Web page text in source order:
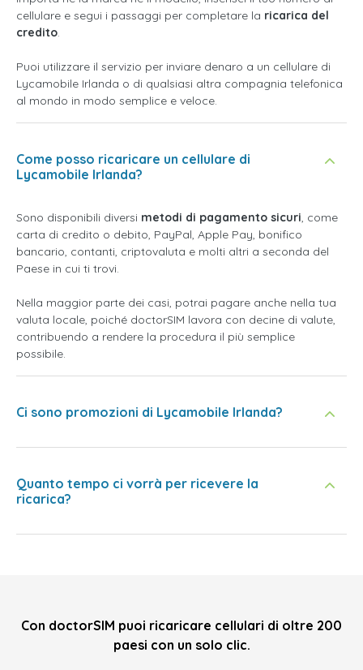
cellulare e segui i passaggi per completare la ricarica del
credito.
Puoi utilizzare il servizio per inviare denaro a un cellulare di
Lycamobile Irlanda o di qualsiasi altra compagnia telefonica
al mondo in modo semplice e veloce.
Come posso ricaricare un cellulare di
Lycamobile Irlanda?
Sono disponibili diversi metodi di pagamento sicuri, come
carta di credito o debito, PayPal, Apple Pay, bonifico
bancario, contanti, criptovaluta e molti altri a seconda del
Paese in cui ti trovi.
Nella maggior parte dei casi, potrai pagare anche nella tua
valuta locale, poiché doctorSIM lavora con decine di valute,
contribuendo a rendere la procedura il più semplice
possibile.
Ci sono promozioni di Lycamobile Irlanda?
Quanto tempo ci vorrà per ricevere la
ricarica?
Con doctorSIM puoi ricaricare cellulari di oltre 200
paesi con un solo clic.